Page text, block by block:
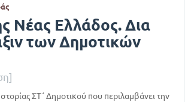
Νέας Ελλάδος. Δια
των Δημοτικών
ΣΤ΄ Δημοτικού που περιλαμβάνει την